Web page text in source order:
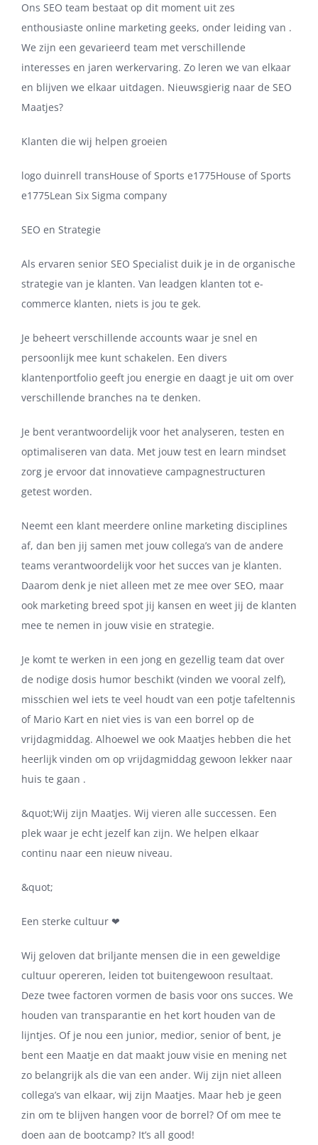
Ons SEO team bestaat op dit moment uit zes
enthousiaste online marketing geeks, onder leiding van .
We zijn een gevarieerd team met verschillende
interesses en jaren werkervaring. Zo leren we van elkaar
en blijven we elkaar uitdagen. Nieuwsgierig naar de SEO
Maatjes?
Klanten die wij helpen groeien
logo duinrell transHouse of Sports e1775House of Sports
e1775Lean Six Sigma company
SEO en Strategie
Als ervaren senior SEO Specialist duik je in de organische
strategie van je klanten. Van leadgen klanten tot e-
commerce klanten, niets is jou te gek.
Je beheert verschillende accounts waar je snel en
persoonlijk mee kunt schakelen. Een divers
klantenportfolio geeft jou energie en daagt je uit om over
verschillende branches na te denken.
Je bent verantwoordelijk voor het analyseren, testen en
optimaliseren van data. Met jouw test en learn mindset
zorg je ervoor dat innovatieve campagnestructuren
getest worden.
Neemt een klant meerdere online marketing disciplines
af, dan ben jij samen met jouw collega’s van de andere
teams verantwoordelijk voor het succes van je klanten.
Daarom denk je niet alleen met ze mee over SEO, maar
ook marketing breed spot jij kansen en weet jij de klanten
mee te nemen in jouw visie en strategie.
Je komt te werken in een jong en gezellig team dat over
de nodige dosis humor beschikt (vinden we vooral zelf),
misschien wel iets te veel houdt van een potje tafeltennis
of Mario Kart en niet vies is van een borrel op de
vrijdagmiddag. Alhoewel we ook Maatjes hebben die het
heerlijk vinden om op vrijdagmiddag gewoon lekker naar
huis te gaan .
&quot;Wij zijn Maatjes. Wij vieren alle successen. Een
plek waar je echt jezelf kan zijn. We helpen elkaar
continu naar een nieuw niveau.
&quot;
Een sterke cultuur ❤
Wij geloven dat briljante mensen die in een geweldige
cultuur opereren, leiden tot buitengewoon resultaat.
Deze twee factoren vormen de basis voor ons succes. We
houden van transparantie en het kort houden van de
lijntjes. Of je nou een junior, medior, senior of bent, je
bent een Maatje en dat maakt jouw visie en mening net
zo belangrijk als die van een ander. Wij zijn niet alleen
collega’s van elkaar, wij zijn Maatjes. Maar heb je geen
zin om te blijven hangen voor de borrel? Of om mee te
doen aan de bootcamp? It’s all good!